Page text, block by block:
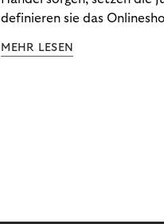
definieren sie das
gemeinsame Leidenschaft -
MEHR LESEN